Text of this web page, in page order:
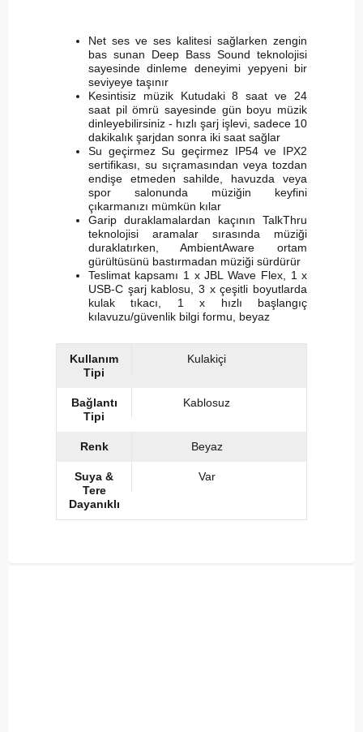
Net ses ve ses kalitesi sağlarken zengin
bas sunan Deep Bass Sound teknolojisi
sayesinde dinleme deneyimi yepyeni bir
seviyeye taşınır
Kesintisiz müzik Kutudaki 8 saat ve 24
saat pil ömrü sayesinde gün boyu müzik
dinleyebilirsiniz - hızlı şarj işlevi, sadece 10
dakikalık şarjdan sonra iki saat sağlar
Su geçirmez Su geçirmez IP54 ve IPX2
sertifikası, su sıçramasından veya tozdan
endişe etmeden sahilde, havuzda veya
spor salonunda müziğin keyfini
çıkarmanızı mümkün kılar
Garip duraklamalardan kaçının TalkThru
teknolojisi aramalar sırasında müziği
duraklatırken, AmbientAware ortam
gürültüsünü bastırmadan müziği sürdürür
Teslimat kapsamı 1 x JBL Wave Flex, 1 x
USB-C şarj kablosu, 3 x çeşitli boyutlarda
kulak tıkacı, 1 x hızlı başlangıç
kılavuzu/güvenlik bilgi formu, beyaz
Kullanım
Tipi
Kulakiçi
Bağlantı
Tipi
Kablosuz
Renk Beyaz
Suya &
Tere
Dayanıklı
Var